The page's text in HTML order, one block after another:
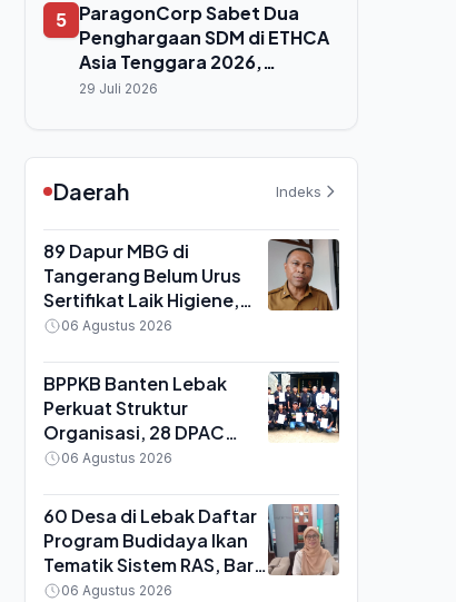
5 ParagonCorp Sabet Dua
Penghargaan SDM di ETHCA
Asia Tenggara 2026,
Program 'Paragonian
29 Juli 2026
Daerah Indeks
89 Dapur MBG di
Tangerang Belum Urus
Sertifikat Laik Higiene,
BGN Ancam Tutup
06 Agustus 2026
BPPKB Banten Lebak
Perkuat Struktur
Organisasi, 28 DPAC
Terima SK dari Ketua DPC
06 Agustus 2026
60 Desa di Lebak Daftar
Program Budidaya Ikan
Tematik Sistem RAS, Baru
Separuh yang Lolos
06 Agustus 2026